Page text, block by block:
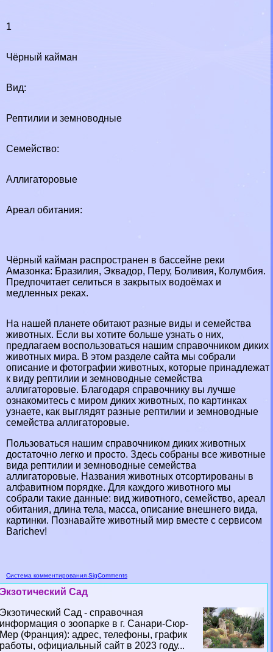
1
Чёрный кайман
Вид:
Рептилии и земноводные
Семейство:
Аллигаторовые
Ареал обитания:
Чёрный кайман распространен в бассейне реки
Амaзoнка: Бразилия, Эквадор, Перу, Боливия, Колумбия.
Предпочитает селиться в закрытых водоёмах и
медленных реках.
На нашей планете обитают разные виды и семейства
животных. Если вы хотите больше узнать о них,
предлагаем воспользоваться нашим справочником диких
животных мира. В этом разделе сайта мы собрали
описание и фотографии животных, которые принадлежат
к виду рептилии и земноводные семейства
аллигаторовые. Благодаря справочнику вы лучше
ознакомитесь с миром диких животных, по картинках
узнаете, как выглядят разные рептилии и земноводные
семейства аллигаторовые.
Пользоваться нашим справочником диких животных
достаточно легко и просто. Здесь собраны все животные
вида рептилии и земноводные семейства
аллигаторовые. Названия животных отсортированы в
алфавитном порядке. Для каждого животного мы
собрали такие данные: вид животного, семейство, ареал
обитания, длина тела, масса, описание внешнего вида,
картинки. Познавайте животный мир вместе с сервисом
Barichev!
Система комментирования SigComments
Экзотический Сад
Экзотический Сад - справочная
информация о зоопарке в г. Санари-Сюр-
Мер (Франция): адрес, телефоны, график
работы, официальный сайт в 2023 году...